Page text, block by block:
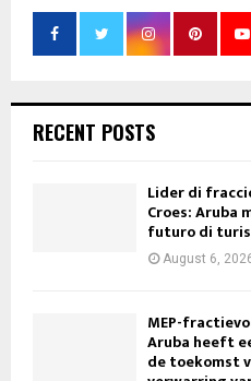
RECENT POSTS
Lider di
Croes: Aruba
futuro di
August 6,
MEP-
Aruba heeft
de toekomst